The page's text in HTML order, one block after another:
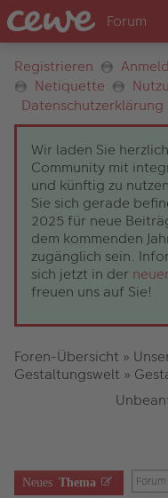
Registrieren
Netiquette
Datenschutzerklärung
Wir laden Sie
Community mit
und künftig zu
Sie sich gerade
2025 für neue
dem kommenden
zugänglich sein.
sich jetzt in der
freuen uns auf Sie!
Foren-Übersicht »
Gestaltungswelt »
Neues Thema